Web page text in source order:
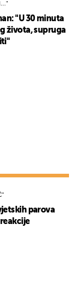
"U 30 minuta
života, supruga
parova